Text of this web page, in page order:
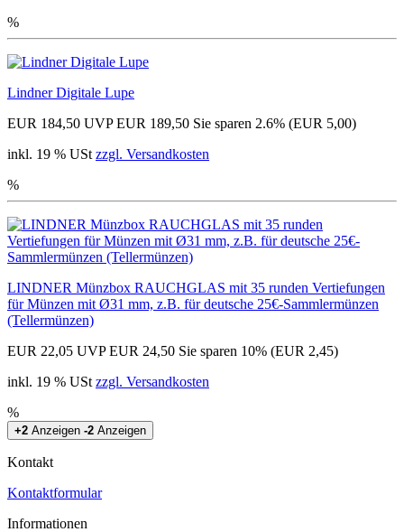
%
Lindner Digitale Lupe
EUR 184,50 UVP EUR 189,50 Sie sparen 2.6% (EUR 5,00)
inkl. 19 % USt zzgl. Versandkosten
%
LINDNER Münzbox RAUCHGLAS mit 35 runden Vertiefungen
für Münzen mit Ø31 mm, z.B. für deutsche 25€-Sammlermünzen
(Tellermünzen)
EUR 22,05 UVP EUR 24,50 Sie sparen 10% (EUR 2,45)
inkl. 19 % USt zzgl. Versandkosten
%
+2 Anzeigen -2 Anzeigen
Kontakt
Kontaktformular
Informationen